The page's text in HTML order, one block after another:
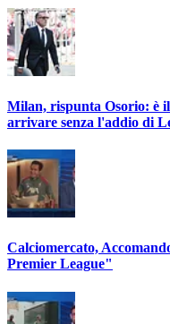
Milan, rispunta Osorio: è
arrivare senza l'addio di
Calciomercato,
Premier League"